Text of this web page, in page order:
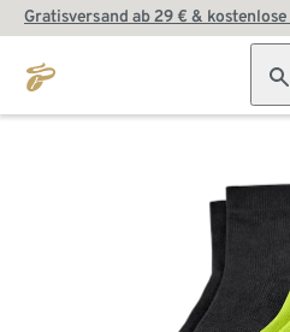
Gratisversand ab 29 € & kostenlose